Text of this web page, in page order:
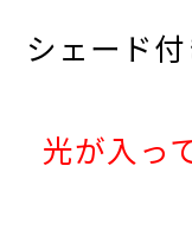
シェード
光が入っ